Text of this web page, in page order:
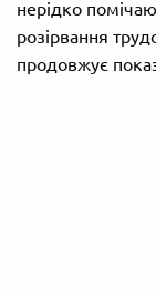
нерідко
розірвання
продовжує